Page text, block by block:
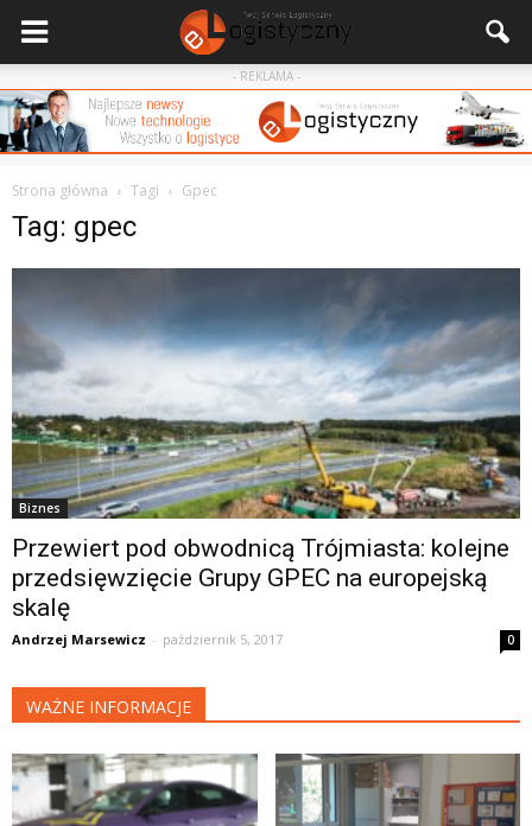
- REKLAMA -
Strona główna Tagi Gpec
Tag: gpec
Biznes
Przewiert pod obwodnicą Trójmiasta: kolejne
przedsięwzięcie Grupy GPEC na europejską
skalę
Andrzej Marsewicz - październik 5, 2017 0
WAŻNE INFORMACJE